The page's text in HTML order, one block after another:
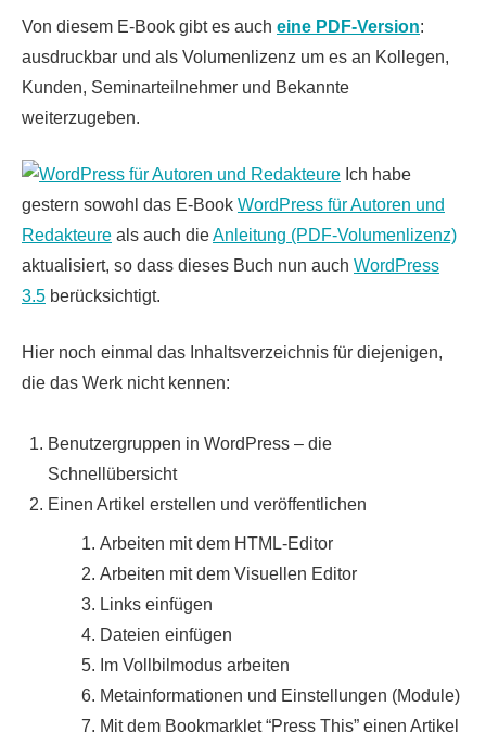
Von diesem E-Book gibt es auch eine PDF-Version:
ausdruckbar und als Volumenlizenz um es an Kollegen,
Kunden, Seminarteilnehmer und Bekannte
weiterzugeben.
Ich habe
gestern sowohl das E-Book WordPress für Autoren und
Redakteure als auch dieAnleitung (PDF-Volumenlizenz)
aktualisiert, so dass dieses Buch nun auch WordPress
3.5 berücksichtigt.
Hier noch einmal das Inhaltsverzeichnis für diejenigen,
die das Werk nicht kennen:
Benutzergruppen in WordPress – die
Schnellübersicht
Einen Artikel erstellen und veröffentlichen
Arbeiten mit dem HTML-Editor
Arbeiten mit dem Visuellen Editor
Links einfügen
Dateien einfügen
Im Vollbilmodus arbeiten
Metainformationen und Einstellungen (Module)
Mit dem Bookmarklet “Press This” einen Artikel